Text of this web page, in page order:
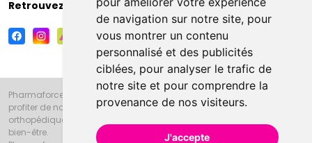
de navigation sur notre site, pour
vous montrer un contenu
personnalisé et des publicités
ciblées, pour analyser le trafic de
notre site et pour comprendre la
provenance de nos visiteurs.
J'accepte
Retrouvez-nous sur vos réseaux sociaux
Pharmaforce.fr et la Grande Pharmacie d’Amiens vous souhaitent de
profiter de notre accueil, de nos conseils pharmaceutiques,
orthopédiques, homéopathiques, parapharmaceutiques, beauté et
bien-être.